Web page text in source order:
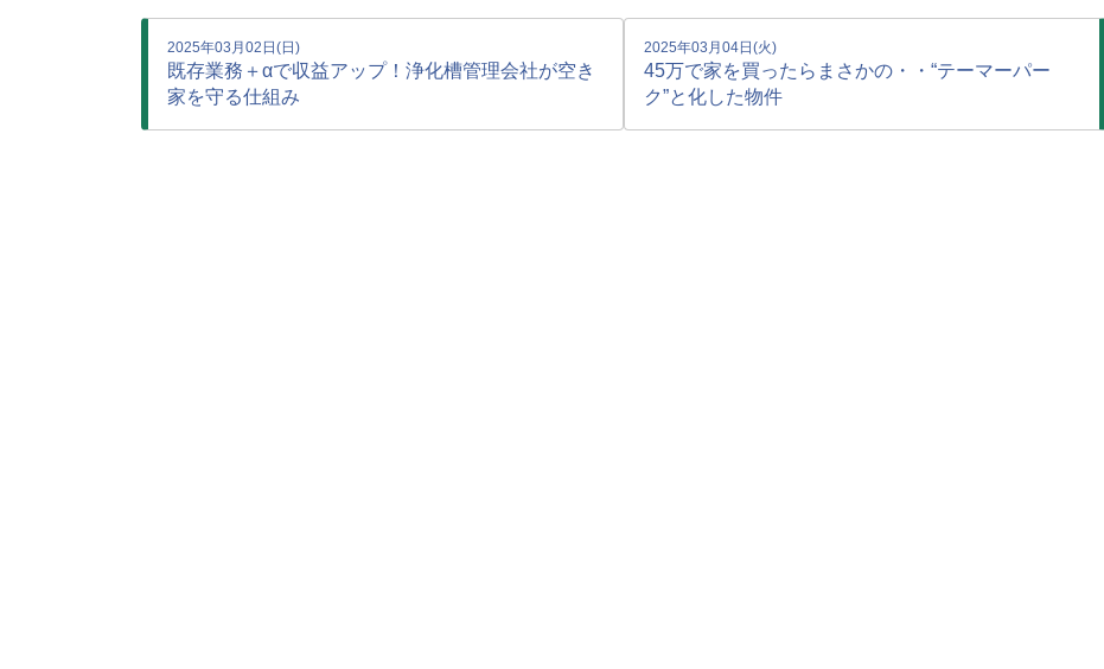
2025年03月02日(日)
既存業務＋αで収益アップ！浄化槽管理会社が空き
家を守る仕組み
2025年03月04日(火)
45万で家を買ったらまさかの・・“テーマーパー
ク”と化した物件